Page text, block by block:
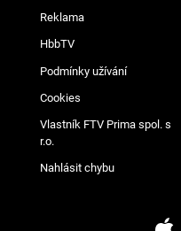
Reklama
HbbTV
Podmínky užívání
Cookies
Vlastník FTV Prima spol. s
r.o.
Nahlásit chybu